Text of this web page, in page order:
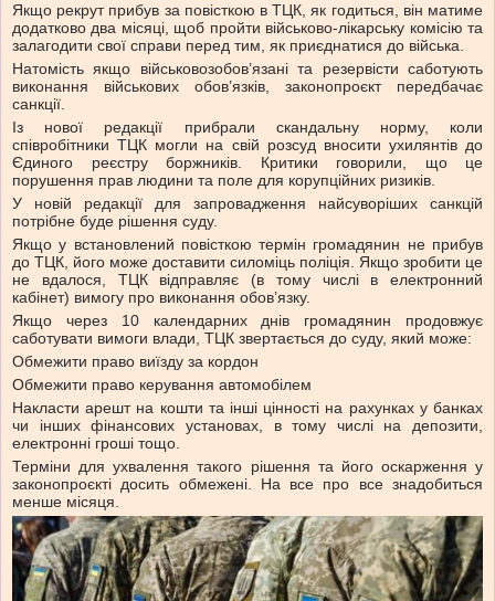
Якщо рекрут прибув за повісткою в ТЦК, як годиться, він матиме
додатково два місяці, щоб пройти військово-лікарську комісію та
залагодити свої справи перед тим, як приєднатися до війська.
Натомість якщо військовозобов’язані та резервісти саботують
виконання військових обов’язків, законопроєкт передбачає
санкції.
Із нової редакції прибрали скандальну норму, коли
співробітники ТЦК могли на свій розсуд вносити ухилянтів до
Єдиного реєстру боржників. Критики говорили, що це
порушення прав людини та поле для корупційних ризиків.
У новій редакції для запровадження найсуворіших санкцій
потрібне буде рішення суду.
Якщо у встановлений повісткою термін громадянин не прибув
до ТЦК, його може доставити силоміць поліція. Якщо зробити це
не вдалося, ТЦК відправляє (в тому числі в електронний
кабінет) вимогу про виконання обов’язку.
Якщо через 10 календарних днів громадянин продовжує
саботувати вимоги влади, ТЦК звертається до суду, який може:
Обмежити право виїзду за кордон
Обмежити право керування автомобілем
Накласти арешт на кошти та інші цінності на рахунках у банках
чи інших фінансових установах, в тому числі на депозити,
електронні гроші тощо.
Терміни для ухвалення такого рішення та його оскарження у
законопроєкті досить обмежені. На все про все знадобиться
менше місяця.